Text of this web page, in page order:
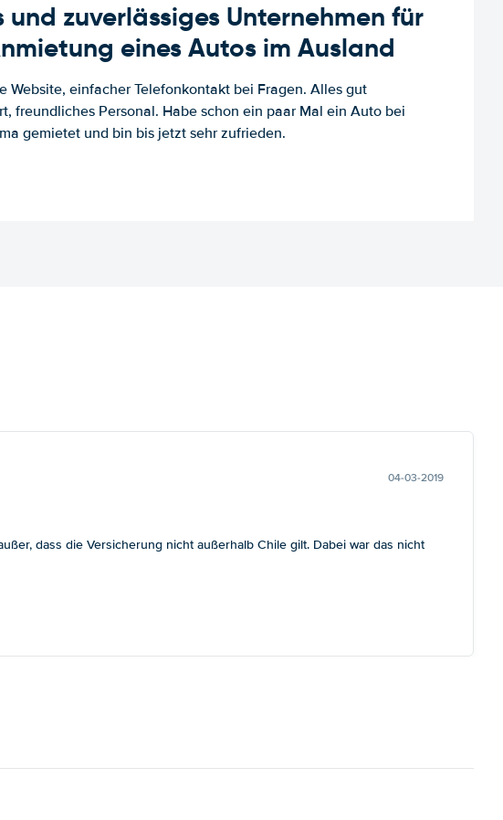
und zuverlässiges Unternehmen für
eines Autos im Ausland
Website, einfacher Telefonkontakt bei Fragen. Alles gut
freundliches Personal. Habe schon ein paar Mal ein Auto bei
gemietet und bin bis jetzt sehr zufrieden.
04-03-2019
dass die Versicherung nicht außerhalb Chile gilt. Dabei war das nicht